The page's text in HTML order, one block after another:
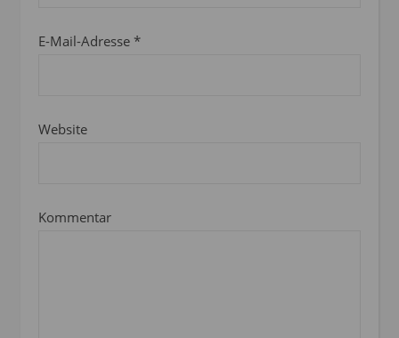
E-Mail-Adresse *
Website
Kommentar